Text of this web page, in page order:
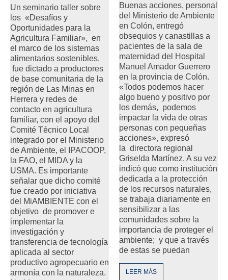
Un seminario taller sobre
los «Desafíos y
Oportunidades para la
Agricultura Familiar», en
el marco de los sistemas
alimentarios sostenibles,
fue dictado a productores
de base comunitaria de la
región de Las Minas en
Herrera y redes de
contacto en agricultura
familiar, con el apoyo del
Comité Técnico Local
integrado por el Ministerio
de Ambiente, el IPACOOP,
la FAO, el MIDA y la
USMA. Es importante
señalar que dicho comité
fue creado por iniciativa
del MiAMBIENTE con el
objetivo de promover e
implementar la
investigación y
transferencia de tecnología
aplicada al sector
productivo agropecuario en
armonía con la naturaleza.
Buenas acciones, personal
del Ministerio de Ambiente
en Colón, entregó
obsequios y canastillas a
pacientes de la sala de
maternidad del Hospital
Manuel Amador Guerrero
en la provincia de Colón.
«Todos podemos hacer
algo bueno y positivo por
los demás, podemos
impactar la vida de otras
personas con pequeñas
acciones», expresó
la directora regional
Griselda Martínez. A su vez
indicó que como institución
dedicada a la protección
de los recursos naturales,
se trabaja diariamente en
sensibilizar a las
comunidades sobre la
importancia de proteger el
ambiente; y que a través
de estas se puedan
LEER MÁS